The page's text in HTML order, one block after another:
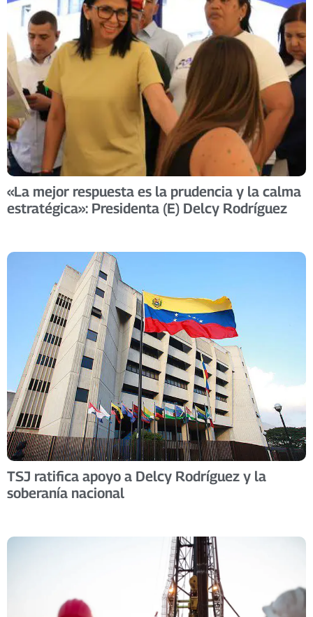
«La mejor respuesta es la prudencia y la calma
estratégica»: Presidenta (E) Delcy Rodríguez
TSJ ratifica apoyo a Delcy Rodríguez y la
soberanía nacional